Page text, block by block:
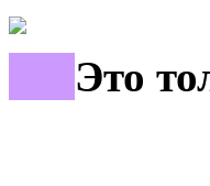
Это